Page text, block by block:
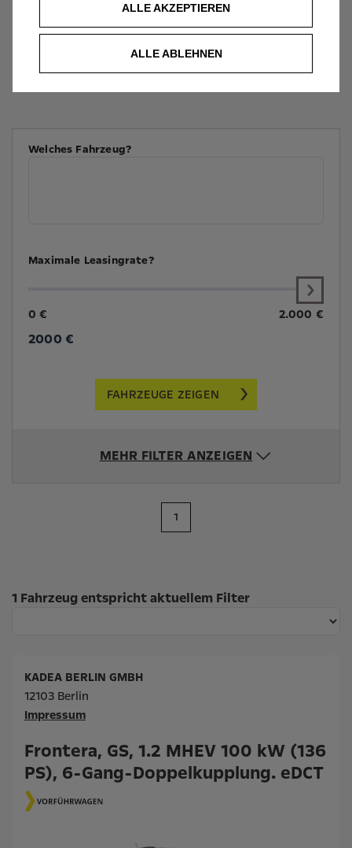
Welches Fahrzeug?
Maximale Leasingrate?
0 € 2.000 €
2000 €
FAHRZEUGE ZEIGEN
MEHR FILTER ANZEIGEN
1
Suchergebnisse
1 Fahrzeug entspricht aktuellem Filter
Frontera, GS, 1.2 MHEV 100 kW (136
PS), 6-Gang-Doppelkupplung. eDCT
KADEA BERLIN GMBH
12103 Berlin
Impressum
ALLE AKZEPTIEREN
ALLE ABLEHNEN